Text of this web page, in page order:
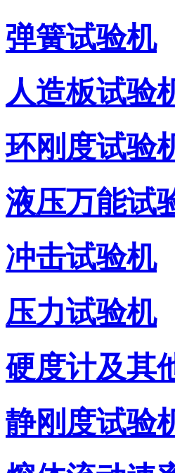
弹簧试验机
人造板试验
环刚度试验
液压万能试
冲击试验机
压力试验机
硬度计及其
静刚度试验